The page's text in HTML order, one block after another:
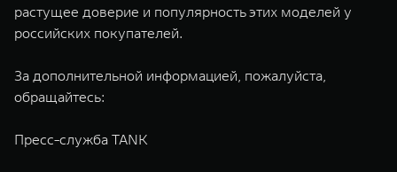
растущее доверие и популярность этих моделей у
российских покупателей.
За дополнительной информацией, пожалуйста,
обращайтесь:
Пресс-служба TANK